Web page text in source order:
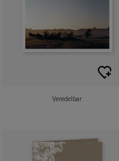
Veredelbar